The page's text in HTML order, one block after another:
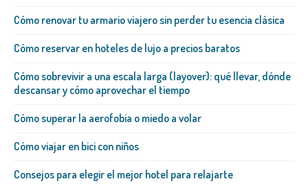
Cómo renovar tu armario viajero sin perder tu esencia clásica
Cómo reservar en hoteles de lujo a precios baratos
Cómo sobrevivir a una escala larga (layover): qué llevar, dónde
descansar y cómo aprovechar el tiempo
Cómo superar la aerofobia o miedo a volar
Cómo viajar en bici con niños
Consejos para elegir el mejor hotel para relajarte